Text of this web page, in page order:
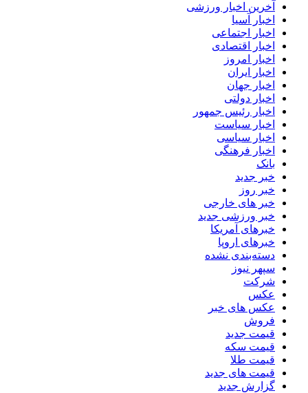
آخرین اخبار ورزشی
اخبار آسیا
اخبار اجتماعی
اخبار اقتصادی
اخبار امروز
اخبار ایران
اخبار جهان
اخبار دولتی
اخبار رئیس جمهور
اخبار سیاست
اخبار سیاسی
اخبار فرهنگی
بانک
خبر جدید
خبر روز
خبر های خارجی
خبر ورزشی جدید
خبرهای آمریکا
خبرهای اروپا
دسته‌بندی نشده
سپهر نیوز
شرکت
عکس
عکس های خبر
فروش
قیمت جدید
قیمت سکه
قیمت طلا
قیمت های جدید
گزارش جدید